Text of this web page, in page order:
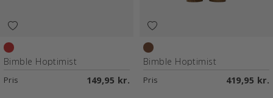
Light red
Bimble Hoptimist
Pris 149,95 kr.
Oak
Bimble Hoptimist
Pris 419,95 kr.